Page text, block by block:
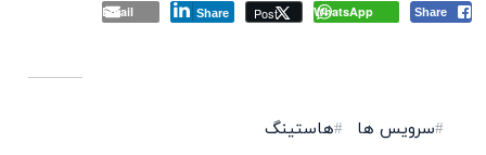
Share
WhatsApp
Post
Share
Email
سرویس ها هاستینگ